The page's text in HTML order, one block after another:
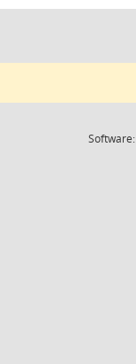
Software: